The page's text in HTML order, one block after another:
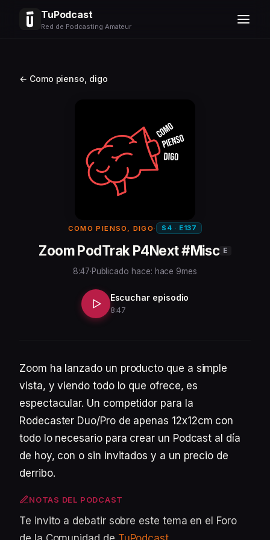
TuPodcast
Red de Podcasting Amateur
← Como pienso, digo
COMO PIENSO, DIGO · S4 · E137
Zoom PodTrak P4Next #Misc E
8:47·Publicado hace: hace 9mes
Escuchar episodio
8:47
Zoom ha lanzado un producto que a simple
vista, y viendo todo lo que ofrece, es
espectacular. Un competidor para la
Rodecaster Duo/Pro de apenas 12x12cm con
todo lo necesario para crear un Podcast al día
de hoy, con o sin invitados y a un precio de
derribo.
NOTAS DEL PODCAST
Te invito a debatir sobre este tema en el Foro